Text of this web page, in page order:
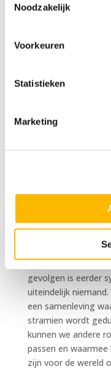
Noodzakelijk
Voorkeuren
Statistieken
Marketing
De problemen die
voornamelijk
omgeving. Helaas
moet maken in
passende omgeving
Beter is het om
te kijken wat er
Wat is de leerstijl?
geboden en zo
gegaan met
onderliggende
gevolgen is eerder
uiteindelijk
een samenleving
stramien wordt
kunnen we andere
passen en
zijn voor de wereld